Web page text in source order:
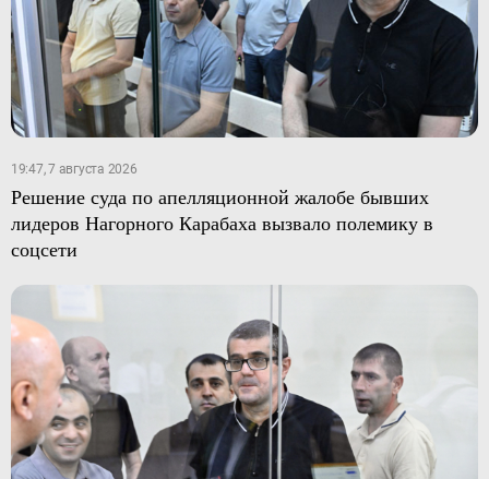
19:47, 7 августа 2026
Решение суда по апелляционной жалобе бывших
лидеров Нагорного Карабаха вызвало полемику в
соцсети